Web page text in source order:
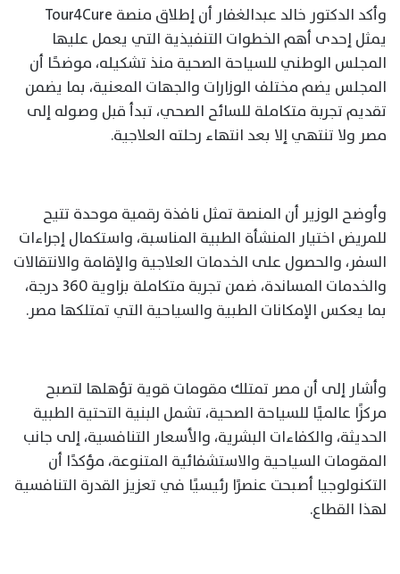
وأكد الدكتور خالد عبدالغفار أن إطلاق منصة Tour4Cure
يمثل إحدى أهم الخطوات التنفيذية التي يعمل عليها
المجلس الوطني للسياحة الصحية منذ تشكيله، موضحًا أن
المجلس يضم مختلف الوزارات والجهات المعنية، بما يضمن
تقديم تجربة متكاملة للسائح الصحي، تبدأ قبل وصوله إلى
مصر ولا تنتهي إلا بعد انتهاء رحلته العلاجية.
وأوضح الوزير أن المنصة تمثل نافذة رقمية موحدة تتيح
للمريض اختيار المنشأة الطبية المناسبة، واستكمال إجراءات
السفر، والحصول على الخدمات العلاجية والإقامة والانتقالات
والخدمات المساندة، ضمن تجربة متكاملة بزاوية 360 درجة،
بما يعكس الإمكانات الطبية والسياحية التي تمتلكها مصر.
وأشار إلى أن مصر تمتلك مقومات قوية تؤهلها لتصبح
مركزًا عالميًا للسياحة الصحية، تشمل البنية التحتية الطبية
الحديثة، والكفاءات البشرية، والأسعار التنافسية، إلى جانب
المقومات السياحية والاستشفائية المتنوعة، مؤكدًا أن
التكنولوجيا أصبحت عنصرًا رئيسيًا في تعزيز القدرة التنافسية
لهذا القطاع.